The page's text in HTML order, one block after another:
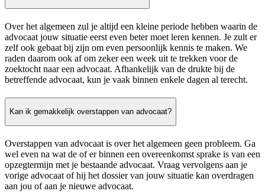
Over het algemeen zul je altijd een kleine periode hebben waarin de
advocaat jouw situatie eerst even beter moet leren kennen. Je zult er
zelf ook gebaat bij zijn om even persoonlijk kennis te maken. We
raden daarom ook af om zeker een week uit te trekken voor de
zoektocht naar een advocaat. Afhankelijk van de drukte bij de
betreffende advocaat, kun je vaak binnen enkele dagen al terecht.
Kan ik gemakkelijk overstappen van advocaat?
Overstappen van advocaat is over het algemeen geen probleem. Ga
wel even na wat de of er binnen een overeenkomst sprake is van een
opzegtermijn met je bestaande advocaat. Vraag vervolgens aan je
vorige advocaat of hij het dossier van jouw situatie kan overdragen
aan jou of aan je nieuwe advocaat.